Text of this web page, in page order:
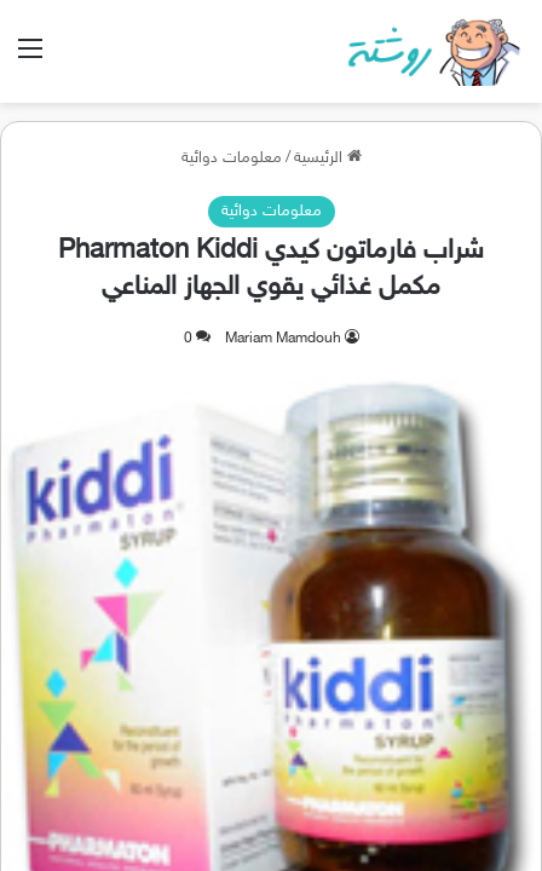
الرئيسية / معلومات دوائية
معلومات دوائية
شراب فارماتون كيدي Pharmaton Kiddi
مكمل غذائي يقوي الجهاز المناعي
Mariam Mamdouh
0